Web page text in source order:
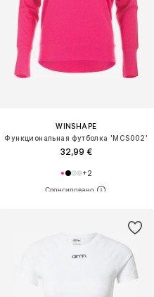
WINSHAPE
Функциональная футболка 'MCS002'
32,99 €
+2